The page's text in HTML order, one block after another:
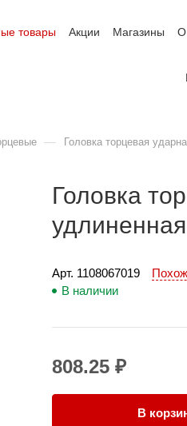
товары Акции Магазины О
— Головка торцевая
Головка
Арт. 1108067019
В наличии
808.25 ₽
В